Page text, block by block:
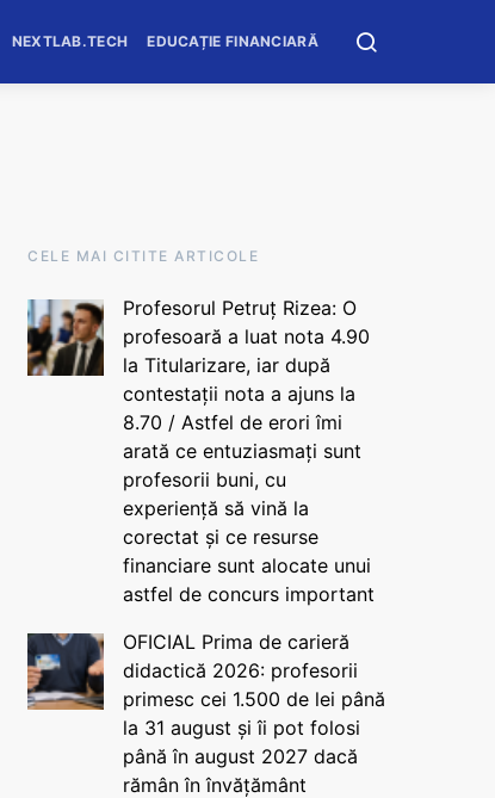
NEXTLAB.TECH EDUCAȚIE FINANCIARĂ
CELE MAI CITITE ARTICOLE
Profesorul Petruț Rizea: O
profesoară a luat nota 4.90
la Titularizare, iar după
contestații nota a ajuns la
8.70 / Astfel de erori îmi
arată ce entuziasmați sunt
profesorii buni, cu
experiență să vină la
corectat și ce resurse
financiare sunt alocate unui
astfel de concurs important
OFICIAL Prima de carieră
didactică 2026: profesorii
primesc cei 1.500 de lei până
la 31 august și îi pot folosi
până în august 2027 dacă
rămân în învățământ